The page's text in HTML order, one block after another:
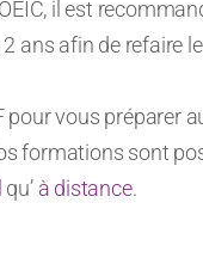
il est
ans afin de refaire
pour vous préparer
formations sont
qu’ à distance.